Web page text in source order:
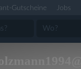
Gutscheine Jobs